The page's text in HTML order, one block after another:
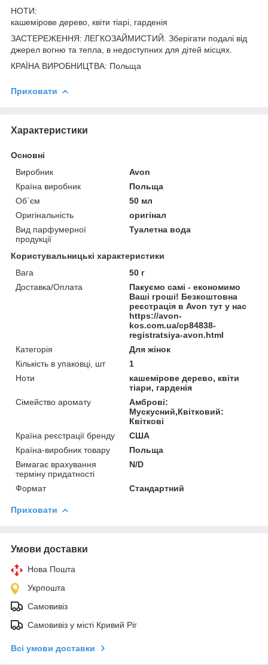
НОТИ:
кашемірове дерево, квіти тіарі, гарденія
ЗАСТЕРЕЖЕННЯ: ЛЕГКОЗАЙМИСТИЙ. Зберігати подалі від
джерел вогню та тепла, в недоступних для дітей місцях.
КРАЇНА ВИРОБНИЦТВА: Польща
Приховати
Характеристики
Основні
Виробник
Avon
Країна виробник
Польща
Об`єм
50 мл
Оригінальність
оригінал
Вид парфумерної
продукції
Туалетна вода
Користувальницькі характеристики
Вага
50 г
Доставка/Оплата
Пакуємо самі - економимо
Ваші гроші! Безкоштовна
реєстрація в Avon тут у нас
https://avon-
kos.com.ua/cp84838-
registratsiya-avon.html
Категорія
Для жінок
Кількість в упаковці, шт
1
Ноти
кашемірове дерево, квіти
тіари, гарденія
Сімейство аромату
Амброві:
Мускусний,Квітковий:
Квіткові
Країна реєстрації бренду
США
Країна-виробник товару
Польща
Вимагає врахування
терміну придатності
N/D
Формат Стандартний
Приховати
Умови доставки
Нова Пошта
Укрпошта
Самовивіз
Самовивіз у місті Кривий Ріг
Всі умови доставки